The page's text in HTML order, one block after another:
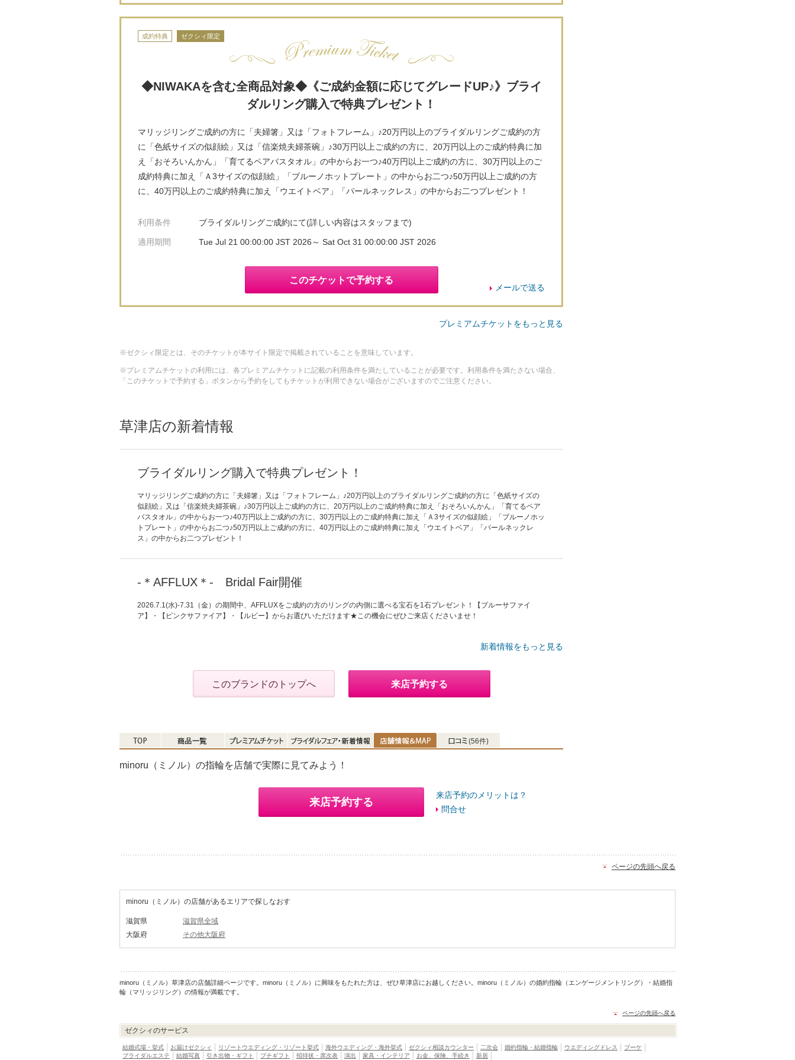
成約特典 ゼクシィ限定
◆NIWAKAを含む全商品対象◆《ご成約金額に応じてグレードUP♪》ブライ
ダルリング購入で特典プレゼント！
マリッジリングご成約の方に「夫婦箸」又は「フォトフレーム」♪20万円以上のブライダルリングご成約の方
に「色紙サイズの似顔絵」又は「信楽焼夫婦茶碗」♪30万円以上ご成約の方に、20万円以上のご成約特典に加
え「おそろいんかん」「育てるペアバスタオル」の中からお一つ♪40万円以上ご成約の方に、30万円以上のご
成約特典に加え「Ａ3サイズの似顔絵」「ブルーノホットプレート」の中からお二つ♪50万円以上ご成約の方
に、40万円以上のご成約特典に加え「ウエイトベア」「パールネックレス」の中からお二つプレゼント！
利用条件 ブライダルリングご成約にて(詳しい内容はスタッフまで)
適用期間 Tue Jul 21 00:00:00 JST 2026～ Sat Oct 31 00:00:00 JST 2026
このチケットで予約する
メールで送る
プレミアムチケットをもっと見る
ゼクシィ限定とは、そのチケットが本サイト限定で掲載されていることを意味しています。
プレミアムチケットの利用には、各プレミアムチケットに記載の利用条件を満たしていることが必要です。利用条件を満たさない場合、
「このチケットで予約する」ボタンから予約をしてもチケットが利用できない場合がございますのでご注意ください。
草津店の新着情報
ブライダルリング購入で特典プレゼント！
マリッジリングご成約の方に「夫婦箸」又は「フォトフレーム」♪20万円以上のブライダルリングご成約の方に「色紙サイズの
似顔絵」又は「信楽焼夫婦茶碗」♪30万円以上ご成約の方に、20万円以上のご成約特典に加え「おそろいんかん」「育てるペア
バスタオル」の中からお一つ♪40万円以上ご成約の方に、30万円以上のご成約特典に加え「Ａ3サイズの似顔絵」「ブルーノホッ
トプレート」の中からお二つ♪50万円以上ご成約の方に、40万円以上のご成約特典に加え「ウエイトベア」「パールネックレ
ス」の中からお二つプレゼント！
-＊AFFLUX＊- Bridal Fair開催
2026.7.1(水)-7.31（金）の期間中、AFFLUXをご成約の方のリングの内側に選べる宝石を1石プレゼント！【ブルーサファイ
ア】・【ピンクサファイア】・【ルビー】からお選びいただけます★この機会にぜひご来店くださいませ！
新着情報をもっと見る
このブランドのトップへ 来店予約する
(56件)
minoru（ミノル）の指輪を店舗で実際に見てみよう！
来店予約する
来店予約のメリットは？
問合せ
ページの先頭へ戻る
minoru（ミノル）の店舗があるエリアで探しなおす
滋賀県
滋賀県全域
大阪府
その他大阪府
minoru（ミノル）草津店の店舗詳細ページです。minoru（ミノル）に興味をもたれた方は、ぜひ草津店にお越しください。minoru（ミノル）の婚約指輪（エンゲージメントリング）・結婚指
輪（マリッジリング）の情報が満載です。
ページの先頭へ戻る
ゼクシィのサービス
結婚式場・挙式 お届けゼクシィ リゾートウエディング・リゾート挙式 海外ウエディング・海外挙式 ゼクシィ相談カウンター 二次会 婚約指輪・結婚指輪 ウエディングドレス
ブーケ
ブライダルエステ
結婚写真 引き出物・ギフト プチギフト 招待状・席次表 演出 家具・インテリア お金、保険、手続き 新居